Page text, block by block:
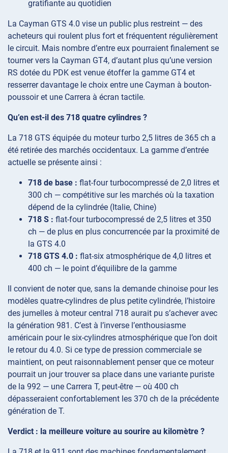
gratifiante au quotidien
La Cayman GTS 4.0 vise un public plus restreint — des
acheteurs qui roulent plus fort et fréquentent régulièrement
le circuit. Mais nombre d’entre eux pourraient finalement se
tourner vers la Cayman GT4, d’autant plus qu’une version
RS dotée du PDK est venue étoffer la gamme GT4 et
resserrer davantage le choix entre une Cayman à bouton-
poussoir et une Carrera à écran tactile.
Qu’en est-il des 718 quatre cylindres ?
La 718 GTS équipée du moteur turbo 2,5 litres de 365 ch a
été retirée des marchés occidentaux. La gamme d’entrée
actuelle se présente ainsi :
718 de base : flat-four turbocompressé de 2,0 litres et
300 ch — compétitive sur les marchés où la taxation
dépend de la cylindrée (Italie, Chine)
718 S : flat-four turbocompressé de 2,5 litres et 350
ch — de plus en plus concurrencée par la proximité de
la GTS 4.0
718 GTS 4.0 : flat-six atmosphérique de 4,0 litres et
400 ch — le point d’équilibre de la gamme
Il convient de noter que, sans la demande chinoise pour les
modèles quatre-cylindres de plus petite cylindrée, l’histoire
des jumelles à moteur central 718 aurait pu s’achever avec
la génération 981. C’est à l’inverse l’enthousiasme
américain pour le six-cylindres atmosphérique que l’on doit
le retour du 4.0. Si ce type de pression commerciale se
maintient, on peut raisonnablement penser que ce moteur
pourrait un jour trouver sa place dans une variante puriste
de la 992 — une Carrera T, peut-être — où 400 ch
dépasseraient confortablement les 370 ch de la précédente
génération de T.
Verdict : la meilleure voiture au sourire au kilomètre ?